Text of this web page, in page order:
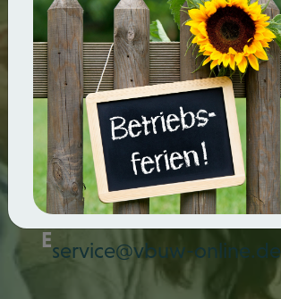
Wir sindfür Sie
Sie haben Fragen? Dann
unseinfach an oder
uns eineE-Mail.
T +49 (0) 30 33 77 19 96
Eservice@vbuw-online.de